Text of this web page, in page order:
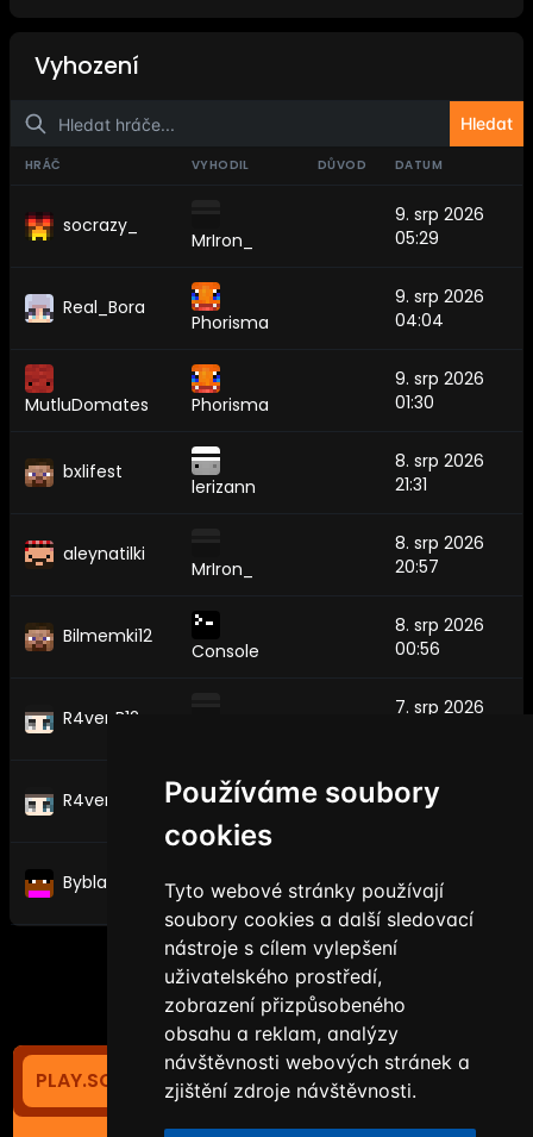
Používáme soubory
cookies
Tyto webové stránky používají
soubory cookies a další sledovací
nástroje s cílem vylepšení
uživatelského prostředí,
zobrazení přizpůsobeného
obsahu a reklam, analýzy
návštěvnosti webových stránek a
zjištění zdroje návštěvnosti.
Vyhození
Hledat
HRÁČ VYHODIL DŮVOD DATUM
socrazy_
MrIron_
9. srp 2026
05:29
Real_Bora
Phorisma
9. srp 2026
04:04
MutluDomates Phorisma
9. srp 2026
01:30
bxlifest
lerizann
8. srp 2026
21:31
aleynatilki
MrIron_
8. srp 2026
20:57
Bilmemki12
Console
8. srp 2026
00:56
R4venB12
7. srp 2026
R4venB12
7. srp 2026
22:10
Byblack
R4venB12
22:10
PLAY.SOYANETWORK.COM 363 ČEŠTINA